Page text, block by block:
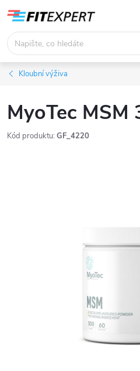
obsah
Kloubní výživa
MyoTec MSM
Kód produktu: GF_4220